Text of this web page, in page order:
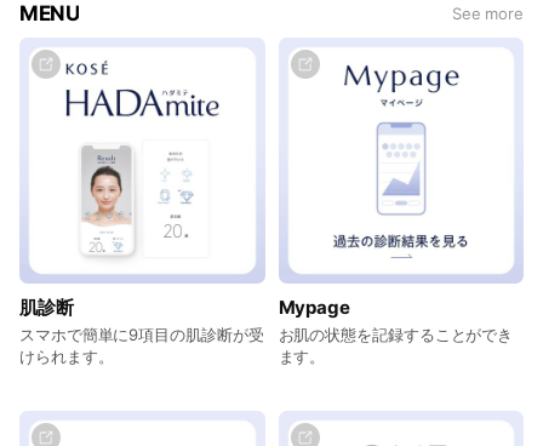
MENU See more
肌診断
スマホで簡単に9項目の肌診断が受
けられます。
Mypage
お肌の状態を記録することができ
ます。